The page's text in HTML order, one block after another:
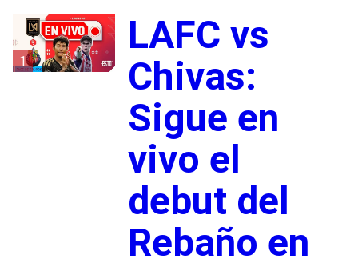
1
LAFC vs
Chivas:
Sigue en
vivo el
debut del
Rebaño en